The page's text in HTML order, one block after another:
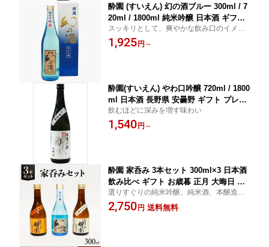
酔園 (すいえん) 幻の酒ブルー 300ml / 7
20ml / 1800ml 純米吟醸 日本酒 ギフト
プレゼント お中元 お歳暮 正月 大晦日
宅飲み 長野県 安曇野 送料無料 プレゼ
スッキリとして、爽やかな飲み口のイメー
ジを、信州安曇野の青い空と重ね合わせて
ボトルに表現 肉料理 魚料理 和食 焼肉 寿司
1,925 円 ～
酔園(すいえん) やわ口吟醸 720ml / 1800
ml 日本酒 長野県 安曇野 ギフト プレゼ
ント お花見 お中元 美味しい 人気 飲み
やすい 肉料理 魚料理 和食 焼肉 寿司
飲むほどに深みを増す味わい
1,540 円 ～
酔園 家呑み 3本セット 300ml×3 日本酒
飲み比べ ギフト お歳暮 正月 大晦日 宅
飲み プレゼント 長野県 安曇野 送料無
料 お花見 ギフト お中元 詰め合わせ 熱
選りすぐりの純米吟醸、純米酒、本醸造の3
種類をお楽しみいただけるセットです。誕
生日 贈り物 贈答
2,750 円 送料無料